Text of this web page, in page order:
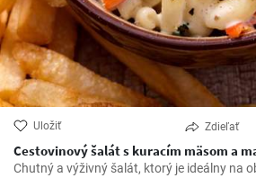
Uložiť Zdieľať
Cestovinový šalát s kuracím mäsom a
Chutný a výživný šalát, ktorý je ideálny na